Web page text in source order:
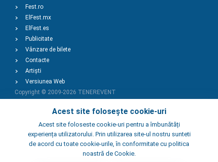
Acest site folosește cookie-uri
Acest site foloseste cookie-uri pentru a îmbunătăți
experiența utilizatorului. Prin utilizarea site-ul nostru sunteti
de acord cu toate cookie-urile, în conformitate cu politica
noastră de Cookie.
Fest.ro
ElFest.mx
ElFest.es
Publicitate
Vânzare de bilete
Contacte
Artiști
Versiunea Web
Copyright © 2009-2026 TENEREVENT
Adaugă Eveniment
Adaugă Local